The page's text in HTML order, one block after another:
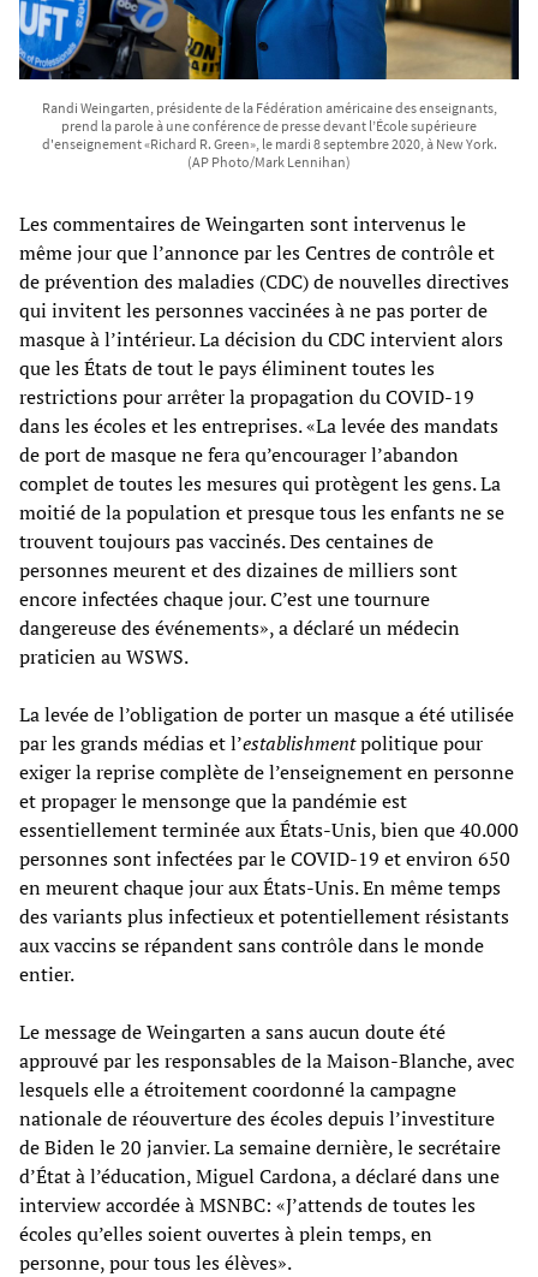
Randi Weingarten, présidente de la Fédération américaine des enseignants,
prend la parole à une conférence de presse devant l’École supérieure
d'enseignement «Richard R. Green», le mardi 8 septembre 2020, à New York.
(AP Photo/Mark Lennihan)
Les commentaires de Weingarten sont intervenus le
même jour que l’annonce par les Centres de contrôle et
de prévention des maladies (CDC) de nouvelles directives
qui invitent les personnes vaccinées à ne pas porter de
masque à l’intérieur. La décision du CDC intervient alors
que les États de tout le pays éliminent toutes les
restrictions pour arrêter la propagation du COVID-19
dans les écoles et les entreprises. «La levée des mandats
de port de masque ne fera qu’encourager l’abandon
complet de toutes les mesures qui protègent les gens. La
moitié de la population et presque tous les enfants ne se
trouvent toujours pas vaccinés. Des centaines de
personnes meurent et des dizaines de milliers sont
encore infectées chaque jour. C’est une tournure
dangereuse des événements», a déclaré un médecin
praticien au WSWS.
La levée de l’obligation de porter un masque a été utilisée
par les grands médias et l’establishmentpolitique pour
exiger la reprise complète de l’enseignement en personne
et propager le mensonge que la pandémie est
essentiellement terminée aux États-Unis, bien que 40.000
personnes sont infectées par le COVID-19 et environ 650
en meurent chaque jour aux États-Unis. En même temps
des variants plus infectieux et potentiellement résistants
aux vaccins se répandent sans contrôle dans le monde
entier.
Le message de Weingarten a sans aucun doute été
approuvé par les responsables de la Maison-Blanche, avec
lesquels elle a étroitement coordonné la campagne
nationale de réouverture des écoles depuis l’investiture
de Biden le 20 janvier. La semaine dernière, le secrétaire
d’État à l’éducation, Miguel Cardona, a déclaré dans une
interview accordée à MSNBC: «J’attends de toutes les
écoles qu’elles soient ouvertes à plein temps, en
personne, pour tous les élèves».